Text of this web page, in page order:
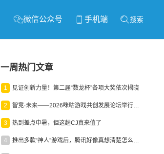
微信公众号 手机端 搜索
一周热门文章
1 见证创新力量！第二届“数龙杯”各项大奖依次揭晓
2 智竞·未来——2026咪咕游戏共创发展论坛举行：聚力精品内容、AI创作与电竞生态，共建高品质益智健康游戏社区
3 热到差点中暑，但这趟CJ真来值了
4 推出多款“神人”游戏后，腾讯好像真想清楚怎么做二次元了